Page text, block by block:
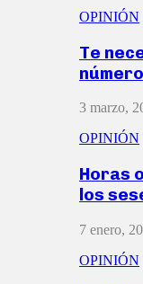
OPINIÓN
Te
número
3 marzo,
OPINIÓN
Horas
los
7 enero,
OPINIÓN